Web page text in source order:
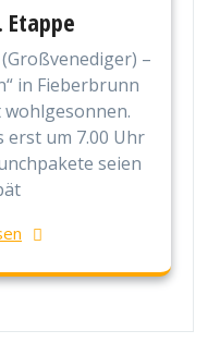
Etappe
–
in Fieberbrunn
erst um 7.00 Uhr
seien